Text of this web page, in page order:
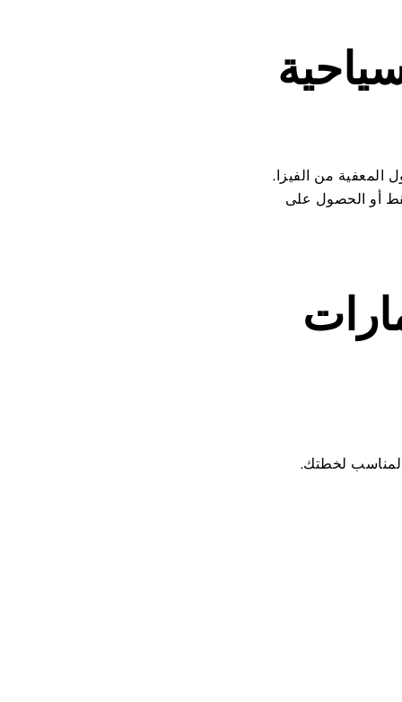
المعفية من الفيزا.
أو الحصول على
لخطتك.